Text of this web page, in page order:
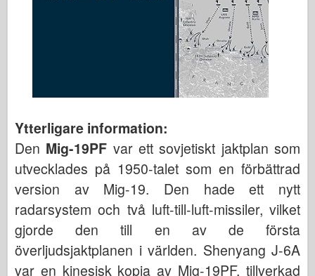
Ytterligare information:
Den Mig-19PF var ett sovjetiskt jaktplan som
utvecklades på 1950-talet som en förbättrad
version av Mig-19. Den hade ett nytt
radarsystem och två luft-till-luft-missiler, vilket
gjorde den till en av de första
överljudsjaktplanen i världen. Shenyang J-6A
var en kinesisk kopia av Mig-19PF, tillverkad